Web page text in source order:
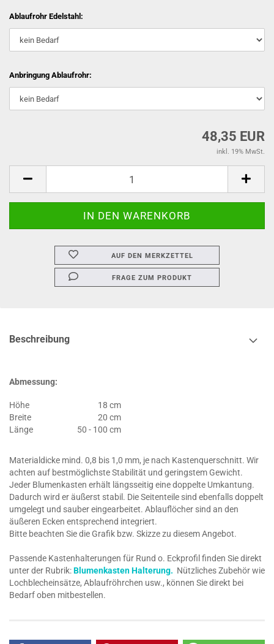
Ablaufrohr Edelstahl:
Anbringung Ablaufrohr:
48,35 EUR
inkl. 19% MwSt.
AUF DEN MERKZETTEL
FRAGE ZUM PRODUKT
Beschreibung
Abmessung:
Höhe
18 cm
Breite
20 cm
Länge
50 - 100 cm
Materialdicke mind. 0,8 bis 1,0 mm, je nach Kastenquerschnitt. Wir
achten auf bestmöglichste Stabilität und geringstem Gewicht.
Jeder Blumenkasten erhält längsseitig eine doppelte Umkantung.
Dadurch wird er äußerst stabil. Die Seitenteile sind ebenfalls doppelt
umgelegt und sauber eingearbeitet. Ablauflöcher sind an den
äußeren Ecken entsprechend integriert.
Bitte beachten Sie die Grafik bzw. Skizze zu diesem Angebot.
Passende Kastenhalterungen für Rund o. Eckprofil finden Sie direkt
unter der Rubrik:Blumenkasten Halterung. Nützliches Zubehör wie
Lochblecheinsätze, Ablaufröhrchen usw., können Sie direkt bei
Bedarf oben mitbestellen.